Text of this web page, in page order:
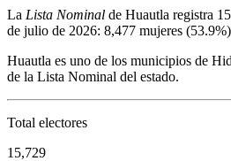
La Lista Nominal de Huautla registra
de julio de 2026: 8,477 mujeres (53.9%
Huautla es uno de los municipios de
de la Lista Nominal del estado.
Total electores
15,729